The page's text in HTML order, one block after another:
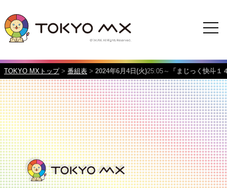
TOKYO MXトップ> 番組表 > 2024年6月4日(火)25:05～ 「まじっく快斗